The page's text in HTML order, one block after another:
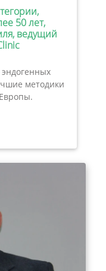
50 лет,
ведущий
методики